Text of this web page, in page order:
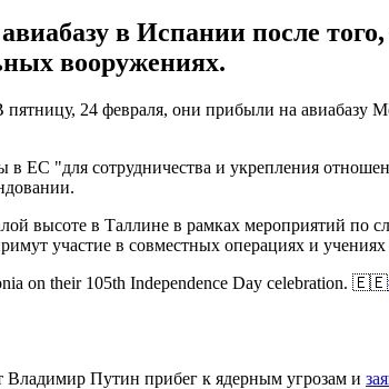
в Испании после
вооружениях.
24 февраля, они прибыли на авиабазу
в ЕС "для сотрудничества и укрепления
высоте в Таллине в рамках мероприятий по
участие в совместных операциях и
on their 105th Independence Day celebration. 🇪🇪
Владимир Путин прибег к ядерным угрозам и